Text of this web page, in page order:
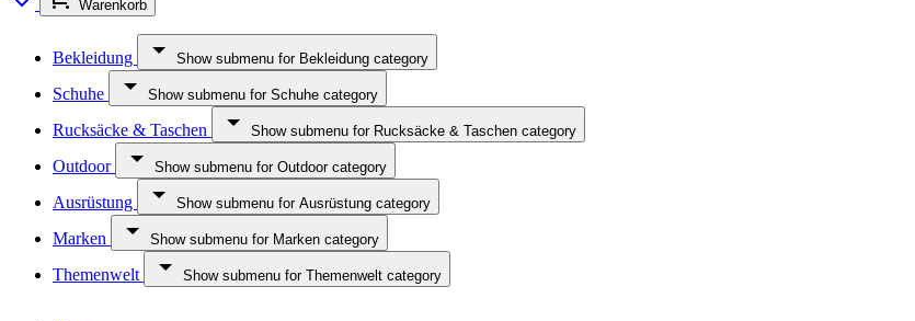
Warenkorb
Bekleidung Show submenu for Bekleidung category
Schuhe Show submenu for Schuhe category
Rucksäcke & Taschen Show submenu for Rucksäcke & Taschen category
Outdoor Show submenu for Outdoor category
Ausrüstung Show submenu for Ausrüstung category
Marken Show submenu for Marken category
Themenwelt Show submenu for Themenwelt category